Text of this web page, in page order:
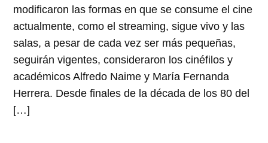
modificaron las formas en que se consume el cine
actualmente, como el streaming, sigue vivo y las
salas, a pesar de cada vez ser más pequeñas,
seguirán vigentes, consideraron los cinéfilos y
académicos Alfredo Naime y María Fernanda
Herrera. Desde finales de la década de los 80 del
[…]